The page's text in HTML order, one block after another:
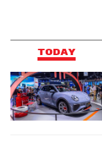
TODAY